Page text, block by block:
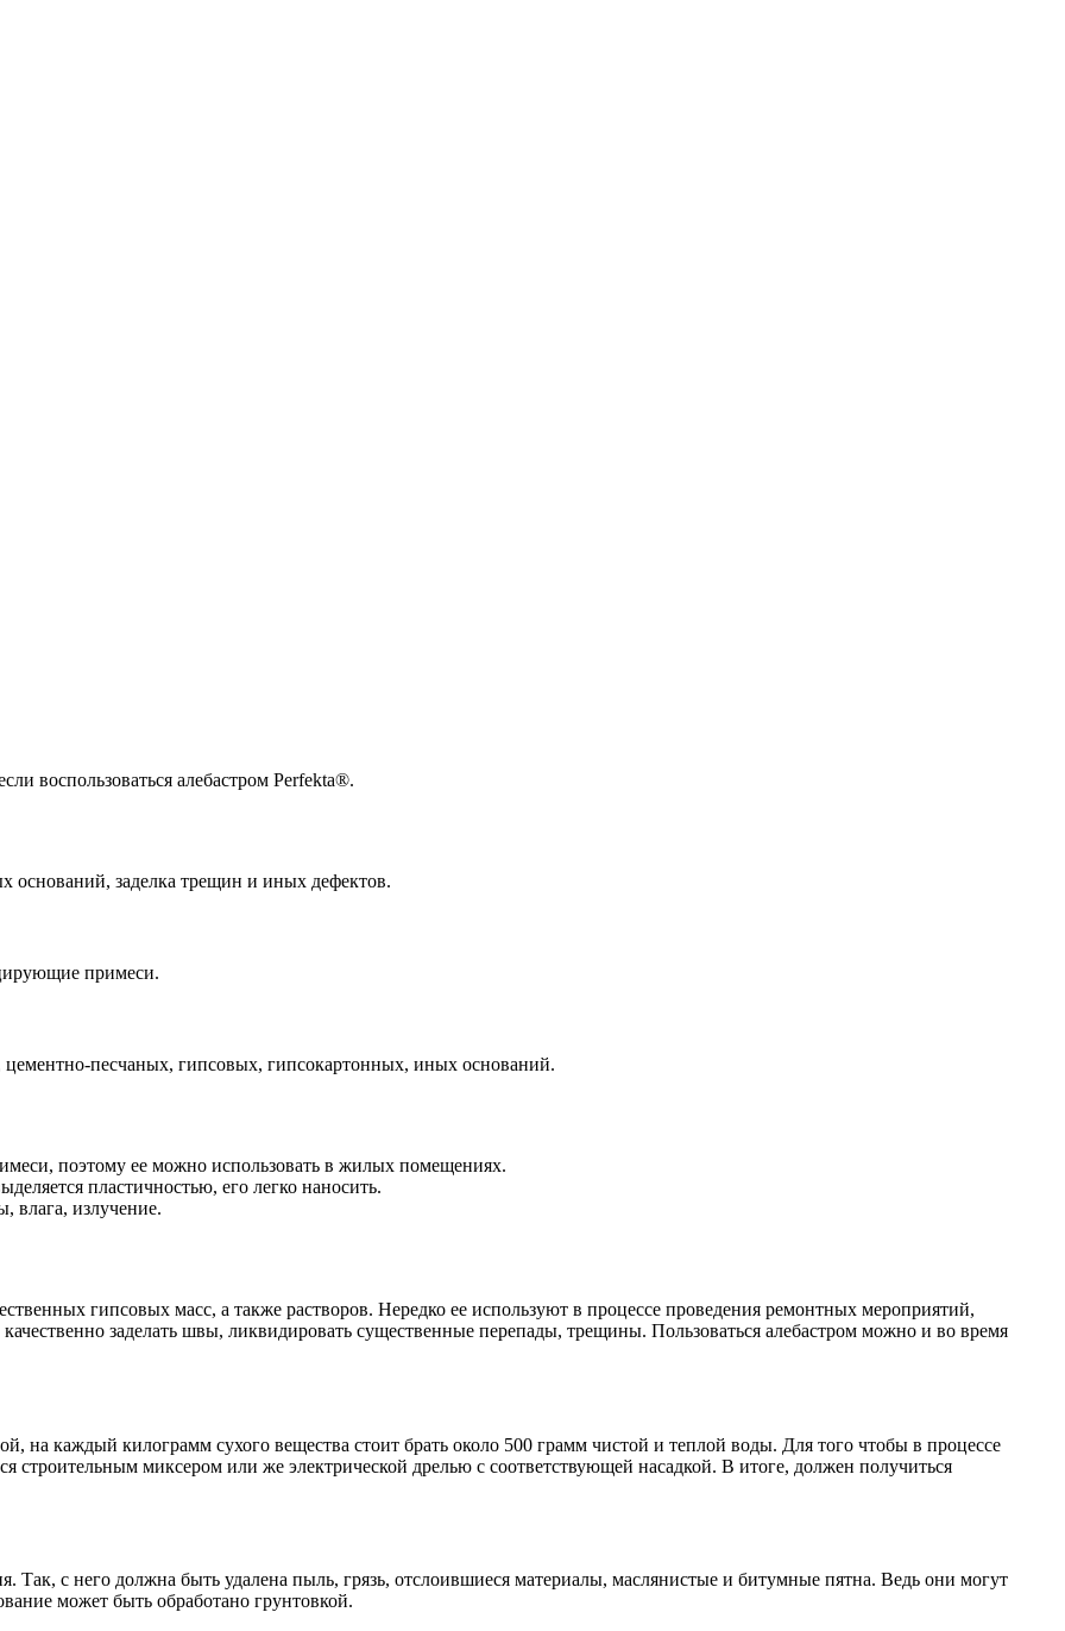
воспользоваться алебастром Perfekta®.
оснований, заделка трещин и иных дефектов.
примеси.
песчаных, гипсовых, гипсокартонных, иных оснований.
поэтому ее можно использовать в жилых помещениях.
пластичностью, его легко наносить.
влага, излучение.
гипсовых масс, а также растворов. Нередко ее используют в процессе проведения ремонтных мероприятий,
заделать швы, ликвидировать существенные перепады, трещины. Пользоваться алебастром можно и во время
на каждый килограмм сухого вещества стоит брать около 500 грамм чистой и теплой воды. Для того чтобы в процессе
строительным миксером или же электрической дрелью с соответствующей насадкой. В итоге, должен получиться
Так, с него должна быть удалена пыль, грязь, отслоившиеся материалы, маслянистые и битумные пятна. Ведь они могут
может быть обработано грунтовкой.